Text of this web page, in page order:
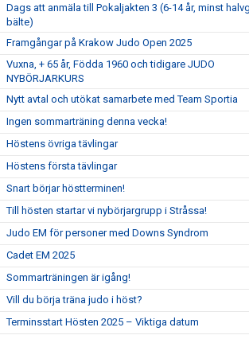
Dags att anmäla till Pokaljakten 3 (6-14 år, minst
bälte)
Framgångar på Krakow Judo Open 2025
Vuxna, + 65 år, Födda 1960 och tidigare JUDO
NYBÖRJARKURS
Nytt avtal och utökat samarbete med Team Sportia
Ingen sommarträning denna vecka!
Höstens övriga tävlingar
Höstens första tävlingar
Snart börjar höstterminen!
Till hösten startar vi nybörjargrupp i Stråssa!
Judo EM för personer med Downs Syndrom
Cadet EM 2025
Sommarträningen är igång!
Vill du börja träna judo i höst?
Terminsstart Hösten 2025 – Viktiga datum